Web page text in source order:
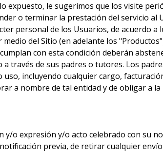
expuesto, le sugerimos que los visite
o terminar la prestación del servicio al
personal de los Usuarios, de acuerdo
del Sitio (en adelante los
con esta condición deberán
través de sus padres o tutores. Los
incluyendo cualquier cargo,
a nombre de tal entidad y de obligar a
y/o expresión y/o acto celebrado con su
previa, de retirar cualquier